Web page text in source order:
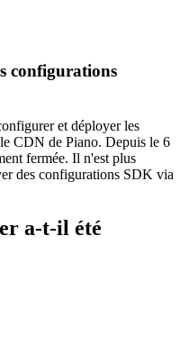
configurations
et déployer les
CDN de Piano. Depuis le 6
fermée. Il n'est plus
des configurations SDK via
a-t-il été